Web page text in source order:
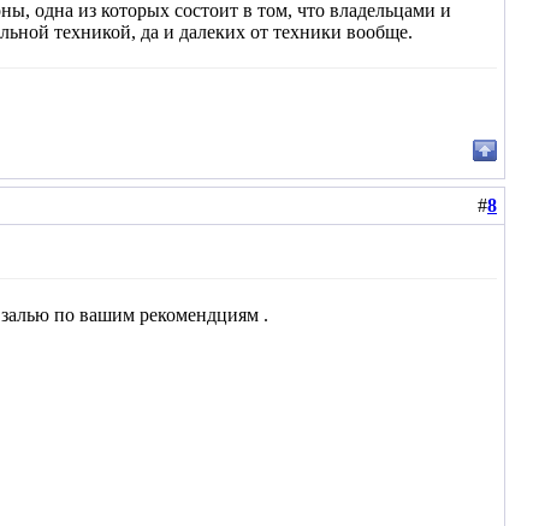
одна из которых состоит в том, что владельцами и
техникой, да и далеких от техники вообще.
#8
по вашим рекомендциям .